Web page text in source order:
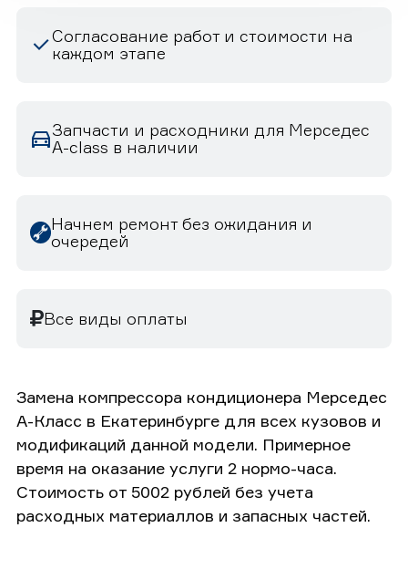
Согласование работ и стоимости на
каждом этапе
Запчасти и расходники для Мерседес
A-class в наличии
Начнем ремонт без ожидания и
очередей
Все виды оплаты
Замена компрессора кондиционера Мерседес
А-Класс в Екатеринбурге для всех кузовов и
модификаций данной модели. Примерное
время на оказание услуги 2 нормо-часа.
Стоимость от 5002 рублей без учета
расходных материаллов и запасных частей.